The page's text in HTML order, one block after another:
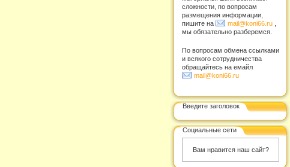
сложности, по вопросам
размещения информации,
пишите на
mail@koni66.ru
мы обязательно разберемся.
По вопросам обмена ссылками
и всякого сотрудничества
обращайтесь на емайл
mail@koni66.ru
Введите заголовок
Социальные сети
Вам нравится наш сайт?